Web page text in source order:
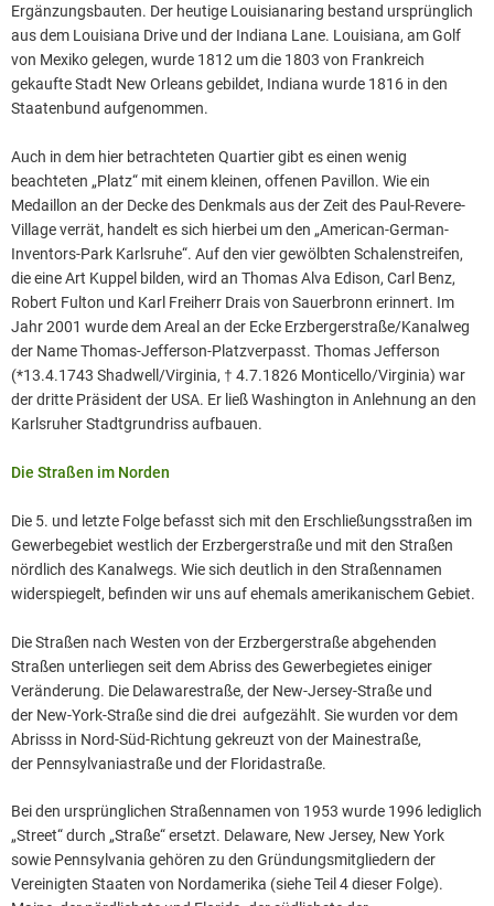
Ergänzungsbauten. Der heutige Louisianaring bestand ursprünglich
aus dem Louisiana Drive und der Indiana Lane. Louisiana, am Golf
von Mexiko gelegen, wurde 1812 um die 1803 von Frankreich
gekaufte Stadt New Orleans gebildet, Indiana wurde 1816 in den
Staatenbund aufgenommen.
Auch in dem hier betrachteten Quartier gibt es einen wenig
beachteten „Platz“ mit einem kleinen, offenen Pavillon. Wie ein
Medaillon an der Decke des Denkmals aus der Zeit des Paul-Revere-
Village verrät, handelt es sich hierbei um den „American-German-
Inventors-Park Karlsruhe“. Auf den vier gewölbten Schalenstreifen,
die eine Art Kuppel bilden, wird an Thomas Alva Edison, Carl Benz,
Robert Fulton und Karl Freiherr Drais von Sauerbronn erinnert. Im
Jahr 2001 wurde dem Areal an der Ecke Erzbergerstraße/Kanalweg
der Name Thomas-Jefferson-Platzverpasst. Thomas Jefferson
(*13.4.1743 Shadwell/Virginia, † 4.7.1826 Monticello/Virginia) war
der dritte Präsident der USA. Er ließ Washington in Anlehnung an den
Karlsruher Stadtgrundriss aufbauen.
Die Straßen im Norden
Die 5. und letzte Folge befasst sich mit den Erschließungsstraßen im
Gewerbegebiet westlich der Erzbergerstraße und mit den Straßen
nördlich des Kanalwegs. Wie sich deutlich in den Straßennamen
widerspiegelt, befinden wir uns auf ehemals amerikanischem Gebiet.
Die Straßen nach Westen von der Erzbergerstraße abgehenden
Straßen unterliegen seit dem Abriss des Gewerbegietes einiger
Veränderung. Die Delawarestraße, der New-Jersey-Straße und
der New-York-Straße sind die drei aufgezählt. Sie wurden vor dem
Abrisss in Nord-Süd-Richtung gekreuzt von der Mainestraße,
der Pennsylvaniastraße und der Floridastraße.
Bei den ursprünglichen Straßennamen von 1953 wurde 1996 lediglich
„Street“ durch „Straße“ ersetzt. Delaware, New Jersey, New York
sowie Pennsylvania gehören zu den Gründungsmitgliedern der
Vereinigten Staaten von Nordamerika (siehe Teil 4 dieser Folge).